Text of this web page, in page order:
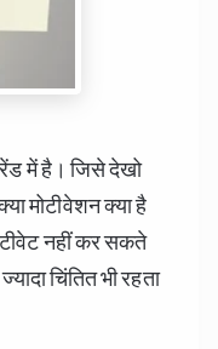
में है। जिसे देखो
मोटीवेशन क्या है
नहीं कर सकते
चिंतित भी रहता